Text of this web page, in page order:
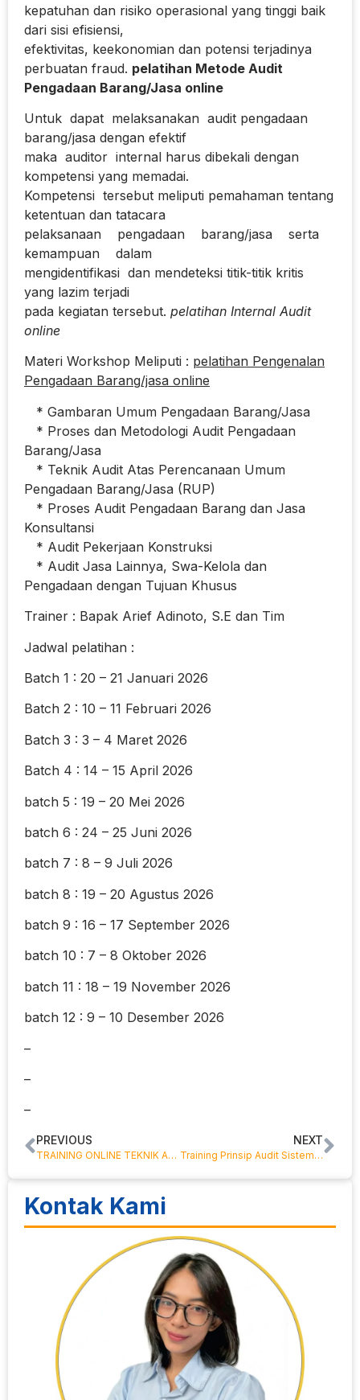
kepatuhan dan risiko operasional yang tinggi baik
dari sisi efisiensi,
efektivitas, keekonomian dan potensi terjadinya
perbuatan fraud. pelatihan Metode Audit
Pengadaan Barang/Jasa online
Untuk dapat melaksanakan audit pengadaan
barang/jasa dengan efektif
maka auditor internal harus dibekali dengan
kompetensi yang memadai.
Kompetensi tersebut meliputi pemahaman tentang
ketentuan dan tatacara
pelaksanaan pengadaan barang/jasa serta
kemampuan dalam
mengidentifikasi dan mendeteksi titik-titik kritis
yang lazim terjadi
pada kegiatan tersebut. pelatihan Internal Audit
online
Materi Workshop Meliputi : pelatihan Pengenalan
Pengadaan Barang/jasa online
* Gambaran Umum Pengadaan Barang/Jasa
* Proses dan Metodologi Audit Pengadaan
Barang/Jasa
* Teknik Audit Atas Perencanaan Umum
Pengadaan Barang/Jasa (RUP)
* Proses Audit Pengadaan Barang dan Jasa
Konsultansi
* Audit Pekerjaan Konstruksi
* Audit Jasa Lainnya, Swa-Kelola dan
Pengadaan dengan Tujuan Khusus
Trainer : Bapak Arief Adinoto, S.E dan Tim
Jadwal pelatihan :
Batch 1 : 20 – 21 Januari 2026
Batch 2 : 10 – 11 Februari 2026
Batch 3 : 3 – 4 Maret 2026
Batch 4 : 14 – 15 April 2026
batch 5 : 19 – 20 Mei 2026
batch 6 : 24 – 25 Juni 2026
batch 7 : 8 – 9 Juli 2026
batch 8 : 19 – 20 Agustus 2026
batch 9 : 16 – 17 September 2026
batch 10 : 7 – 8 Oktober 2026
batch 11 : 18 – 19 November 2026
batch 12 : 9 – 10 Desember 2026
–
–
–
PREVIOUS
TRAINING ONLINE TEKNIK AUDIT
NEXT
Training Prinsip Audit Sistem Informasi Online
Kontak Kami